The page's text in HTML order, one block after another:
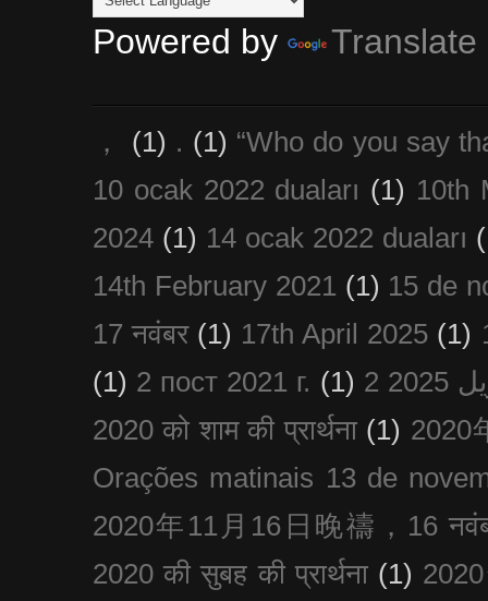
Powered by Translate
， (1) . (1) “Who do you say
10 ocak 2022 duaları (1) 10th
2024 (1) 14 ocak 2022 duaları
14th February 2021 (1) 15 de
17 नवंबर (1) 17th April 2025 (1)
(1) 2 пост 2021 г. (1)
2020 को शाम की प्रार्थना (1) 2020
Orações matinais 13 de
2020年11月16日晚禱，16
2020 की सुबह की प्रार्थना (1)